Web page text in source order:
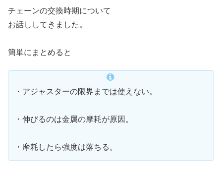
チェーンの交換時期について
お話ししてきました。
簡単にまとめると
・アジャスターの限界までは使えない。
・伸びるのは金属の摩耗が原因。
・摩耗したら強度は落ちる。